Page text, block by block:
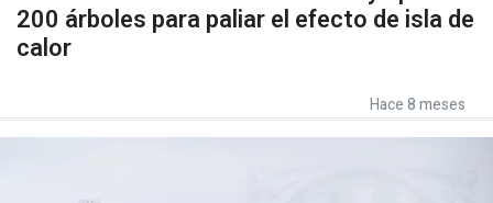
200 árboles para paliar el efecto de isla de
calor
Hace 8 meses